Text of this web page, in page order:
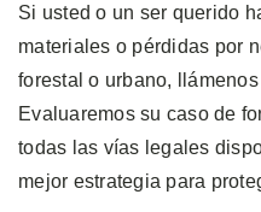
Si usted o un ser querido
materiales o pérdidas por
forestal o urbano,
Evaluaremos su caso de
todas las vías legales
mejor estrategia para